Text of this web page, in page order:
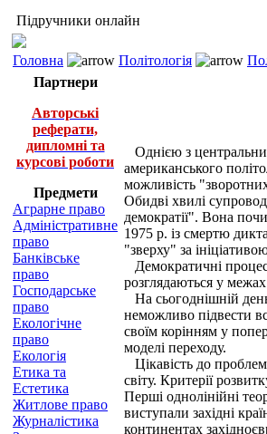
Підручники онлайн
Головна Політологія
Партнери
Авторські
реферати,
дипломні та
курсові роботи
Предмети
Аграрне право
Адміністративне
право
Банківське
право
Господарське
право
Екологічне
право
Екологія
Етика та
Естетика
Житлове право
Журналістика
Однією з
американського
можливість
Обидві хвилі
демократії". Вона
1975 р. із смертю
"зверху" за
Демократичні
розглядаються у межах
На сьогоднішній
неможливо підвести
своїм корінням у
моделі переходу.
Цікавість до
світу. Критерії
Перші однолінійні
виступали західні
континентах